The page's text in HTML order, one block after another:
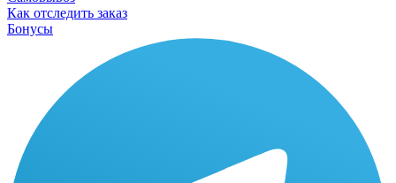
Как отследить заказ
Бонусы